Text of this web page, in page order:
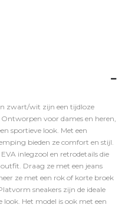
zwart/wit zijn een tijdloze
voor dames en heren,
sportieve look. Met een
bieden ze comfort en stijl.
inlegzool en retrodetails die
Draag ze met een jeans
ze met een rok of korte broek
sneakers zijn de ideale
look. Het model is ook met een